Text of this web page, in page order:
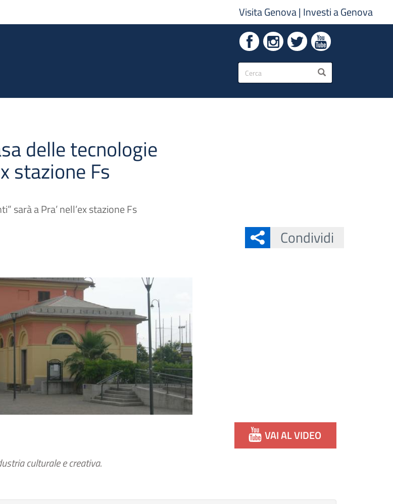
Visita Genova| Investi a Genova
Form
di
ricerca
CERCA
delle tecnologie
stazione Fs
sarà a Pra’ nell’ex stazione Fs
Condividi
VAI AL VIDEO
culturale e creativa.